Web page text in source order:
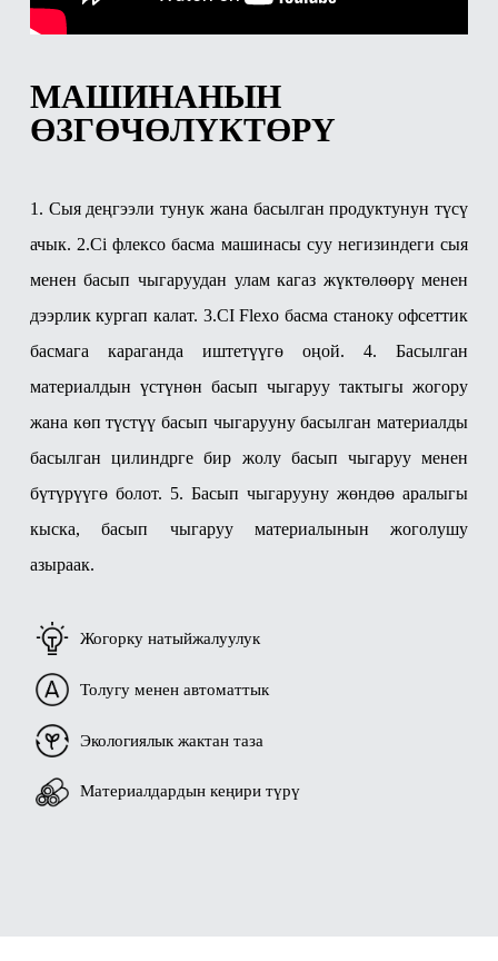
МАШИНАНЫН
ӨЗГӨЧӨЛҮКТӨРҮ
1. Сыя деңгээли тунук жана басылган продуктунун түсү
ачык. 2.Ci флексо басма машинасы суу негизиндеги сыя
менен басып чыгаруудан улам кагаз жүктөлөөрү менен
дээрлик кургап калат. 3.CI Flexo басма станоку офсеттик
басмага караганда иштетүүгө оңой.
4. Басылган
материалдын үстүнөн басып чыгаруу тактыгы жогору
жана көп түстүү басып чыгарууну басылган материалды
басылган цилиндрге бир жолу басып чыгаруу менен
бүтүрүүгө болот. 5. Басып чыгарууну жөндөө аралыгы
кыска, басып чыгаруу материалынын жоголушу
азыраак.
Жогорку натыйжалуулук
Толугу менен автоматтык
Экологиялык жактан таза
Материалдардын кеңири түрү